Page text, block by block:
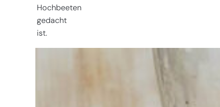
Hochbeeten
gedacht
ist.